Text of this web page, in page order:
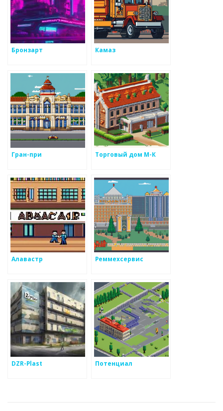
Бронзарт Камаз
Гран-при Торговый дом М-К
Алавастр Реммехсервис
DZR-Plast Потенциал